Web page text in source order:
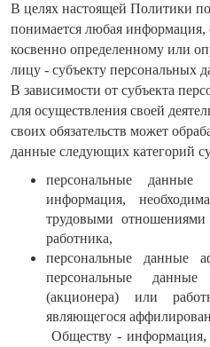
В целях настоящей Политики
понимается любая информация,
косвенно определенному или
лицу - субъекту персональных
В зависимости от субъекта
для осуществления своей
своих обязательств может
данные следующих категорий
персональные
информация,
трудовыми
работника,
персональные данные
персональные данные
(акционера) или
являющегося
Обществу -